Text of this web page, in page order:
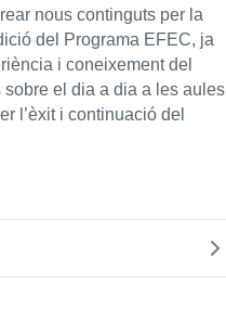
nous continguts per la
del Programa EFEC, ja
i coneixement del
sobre el dia a dia a les aules
l’èxit i continuació del